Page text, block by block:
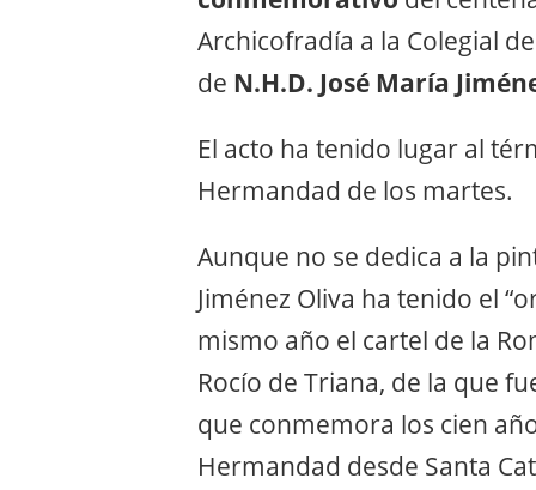
Archicofradía a la Colegial
de N.H.D. José María
El acto ha tenido lugar al
Hermandad de los martes.
Aunque no se dedica a la
Jiménez Oliva ha tenido el
mismo año el cartel de la
Rocío de Triana, de la que
que conmemora los cien
Hermandad desde Santa